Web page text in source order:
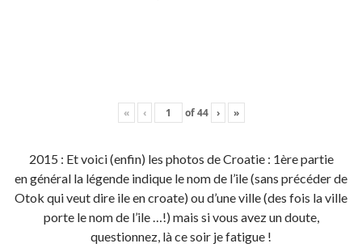
« ‹ of44 › »
2015 : Et voici (enfin) les photos de Croatie : 1ère partie
en général la légende indique le nom de l’ile (sans précéder de
Otok qui veut dire ile en croate) ou d’une ville (des fois la ville
porte le nom de l’ile …!) mais si vous avez un doute,
questionnez, là ce soir je fatigue !